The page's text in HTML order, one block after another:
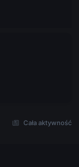
Cała aktywność